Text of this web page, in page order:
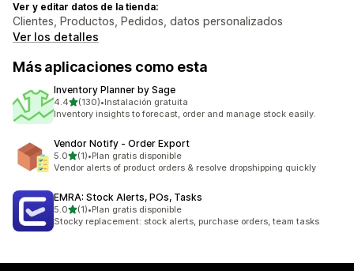
Ver y editar datos de la tienda:
Clientes, Productos, Pedidos, datos personalizados
Ver los detalles
Más aplicaciones como esta
Inventory Planner by Sage
4.4de 5 estrellas
(130)
130 reseñas en total
•Instalación gratuita
Inventory insights to forecast, order and manage stock easily.
Vendor Notify ‑ Order Export
5.0de 5 estrellas
(1)
1 reseñas en total
•Plan gratis disponible
Vendor alerts of product orders & resolve dropshipping quickly
EMRA: Stock Alerts, POs, Tasks
5.0de 5 estrellas
(1)
1 reseñas en total
•Plan gratis disponible
Stocky replacement: stock alerts, purchase orders, team tasks